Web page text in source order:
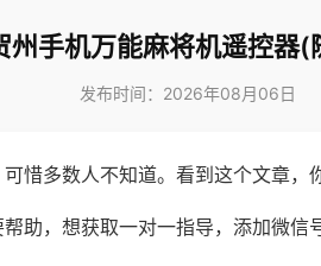
州手机万能麻将机遥控器(
发布时间：2026年08月06日
惜多数人不知道。看到这个文章，
助，想获取一对一指导，添加微信